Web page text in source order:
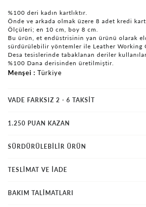
%100 deri kadın kartlıktır.
Önde ve arkada olmak üzere 8 adet kredi
Ölçüleri; en 10 cm, boy 8 cm.
Bu ürün, et endüstrisinin yan ürünü olarak
sürdürülebilir yöntemler ile Leather Working
Desa tesislerinde tabaklanan deriler
%100 Dana derisinden üretilmiştir.
Menşei Türkiye
VADE FARKSIZ 2 - 6 TAKSIT
1.250 PUAN KAZAN
SÜRDÜRÜLEBİLİR ÜRÜN
TESLİMAT VE İADE
BAKIM TALİMATLARI